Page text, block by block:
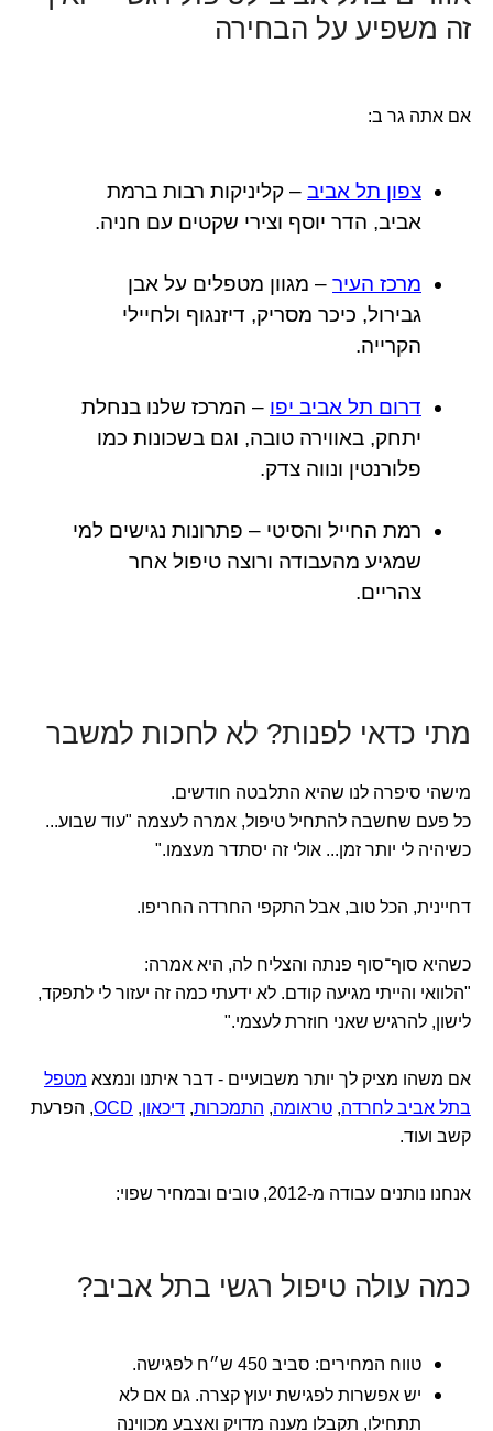
זה משפיע על הבחירה
אם אתה גר ב:
צפון תל אביב – קליניקות רבות ברמת
אביב, הדר יוסף וצירי שקטים עם חניה.
מרכז העיר – מגוון מטפלים על אבן
גבירול, כיכר מסריק, דיזנגוף ולחיילי
הקרייה.
דרום תל אביב יפו – המרכז שלנו בנחלת
יתחק, באווירה טובה, וגם בשכונות כמו
פלורנטין ונווה צדק.
רמת החייל והסיטי – פתרונות נגישים למי
שמגיע מהעבודה ורוצה טיפול אחר
צהריים.
מתי כדאי לפנות? לא לחכות למשבר
מישהי סיפרה לנו שהיא התלבטה חודשים.
כל פעם שחשבה להתחיל טיפול, אמרה לעצמה "עוד שבוע...
כשיהיה לי יותר זמן... אולי זה יסתדר מעצמו."
דחיינית, הכל טוב, אבל התקפי החרדה החריפו.
כשהיא סוף־סוף פנתה והצליח לה, היא אמרה:
"הלוואי והייתי מגיעה קודם. לא ידעתי כמה זה יעזור לי לתפקד,
לישון, להרגיש שאני חוזרת לעצמי."
אם משהו מציק לך יותר משבועיים - דבר איתנו ונמצא מטפל
בתל אביב לחרדה, טראומה, התמכרות, דיכאון,
OCD, הפרעת
קשב ועוד.
אנחנו נותנים עבודה מ-2012, טובים ובמחיר שפוי:
כמה עולה טיפול רגשי בתל אביב?
טווח המחירים: סביב 450 ש״ח לפגישה.
יש אפשרות לפגישת יעוץ קצרה. גם אם לא
תתחילו, תקבלו מענה מדויק ואצבע מכווינה